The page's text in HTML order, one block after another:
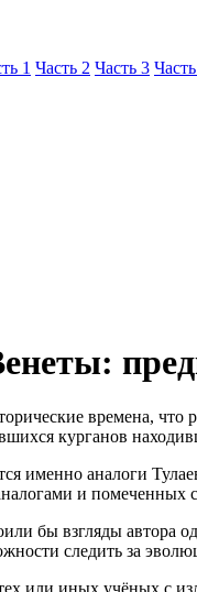
1 Часть 2 Часть 3
времена,
курганов
именно аналоги
и помеченных
бы взгляды
следить за
или иных учёных с